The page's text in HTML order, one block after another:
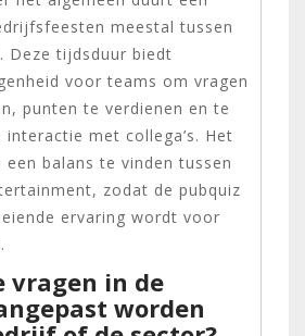
meestal tussen
Deze tijdsduur biedt
voor teams om vragen
punten te verdienen en te
interactie met collega’s. Het
balans te vinden tussen
zodat de pubquiz
ervaring wordt voor
vragen in de
worden